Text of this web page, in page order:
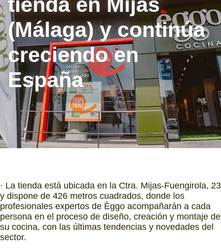
(Málaga) y continúa
creciendo en
España
· La tienda está ubicada en la Ctra. Mijas-Fuengirola, 23
y dispone de 426 metros cuadrados, donde los
profesionales expertos de Èggo acompañarán a cada
persona en el proceso de diseño, creación y montaje de
su cocina, con las últimas tendencias y novedades del
sector.